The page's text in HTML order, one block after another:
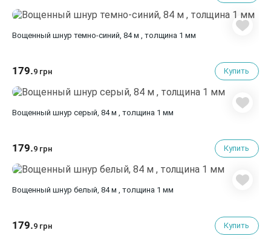
Вощенный шнур темно-синий, 84 м , толщина 1 мм
179.9 грн Купить
Вощенный шнур серый, 84 м , толщина 1 мм
179.9 грн Купить
Вощенный шнур белый, 84 м , толщина 1 мм
179.9 грн Купить